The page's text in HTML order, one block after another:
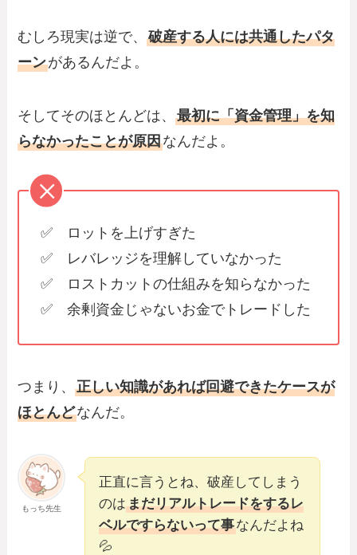
むしろ現実は逆で、破産する人には共通したパタ
ーンがあるんだよ。
そしてそのほとんどは、最初に「資金管理」を知
らなかったことが原因なんだよ。
✅ ロットを上げすぎた
✅ レバレッジを理解していなかった
✅ ロストカットの仕組みを知らなかった
✅ 余剰資金じゃないお金でトレードした
つまり、正しい知識があれば回避できたケースが
ほとんどなんだ。
もっち先生
正直に言うとね、破産してしまう
のはまだリアルトレードをするレ
ベルですらないって事なんだよね
💦